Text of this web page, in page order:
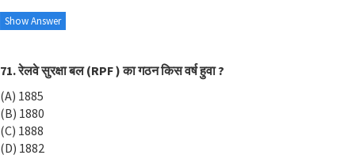
Show Answer
71. रेलवे सुरक्षा बल (RPF ) का गठन किस वर्ष हुवा ?
(A) 1885
(B) 1880
(C) 1888
(D) 1882